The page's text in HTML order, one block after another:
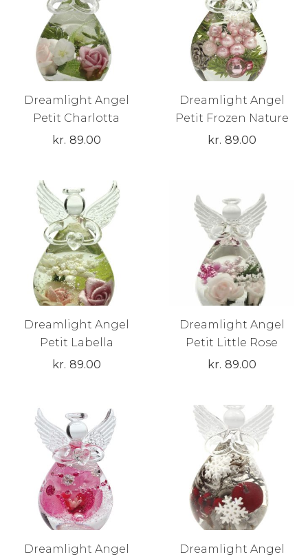
Dreamlight Angel
Petit Charlotta
kr. 89.00
Dreamlight Angel
Petit Frozen Nature
kr. 89.00
Dreamlight Angel
Petit Labella
kr. 89.00
Dreamlight Angel
Petit Little Rose
kr. 89.00
Dreamlight Angel
Dreamlight Angel